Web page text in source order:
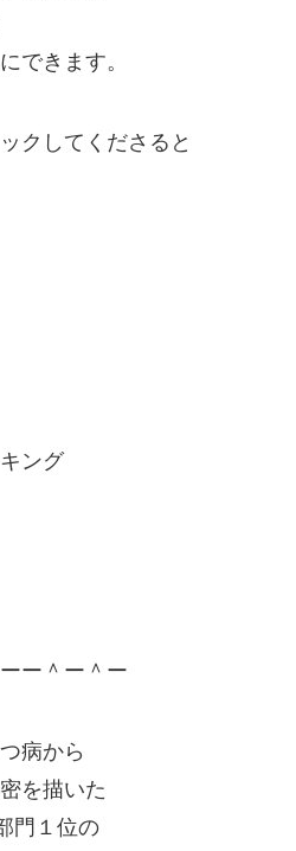
できます。
クしてくださると
ング
ー＾ー＾ー
病から
を描いた
門１位の